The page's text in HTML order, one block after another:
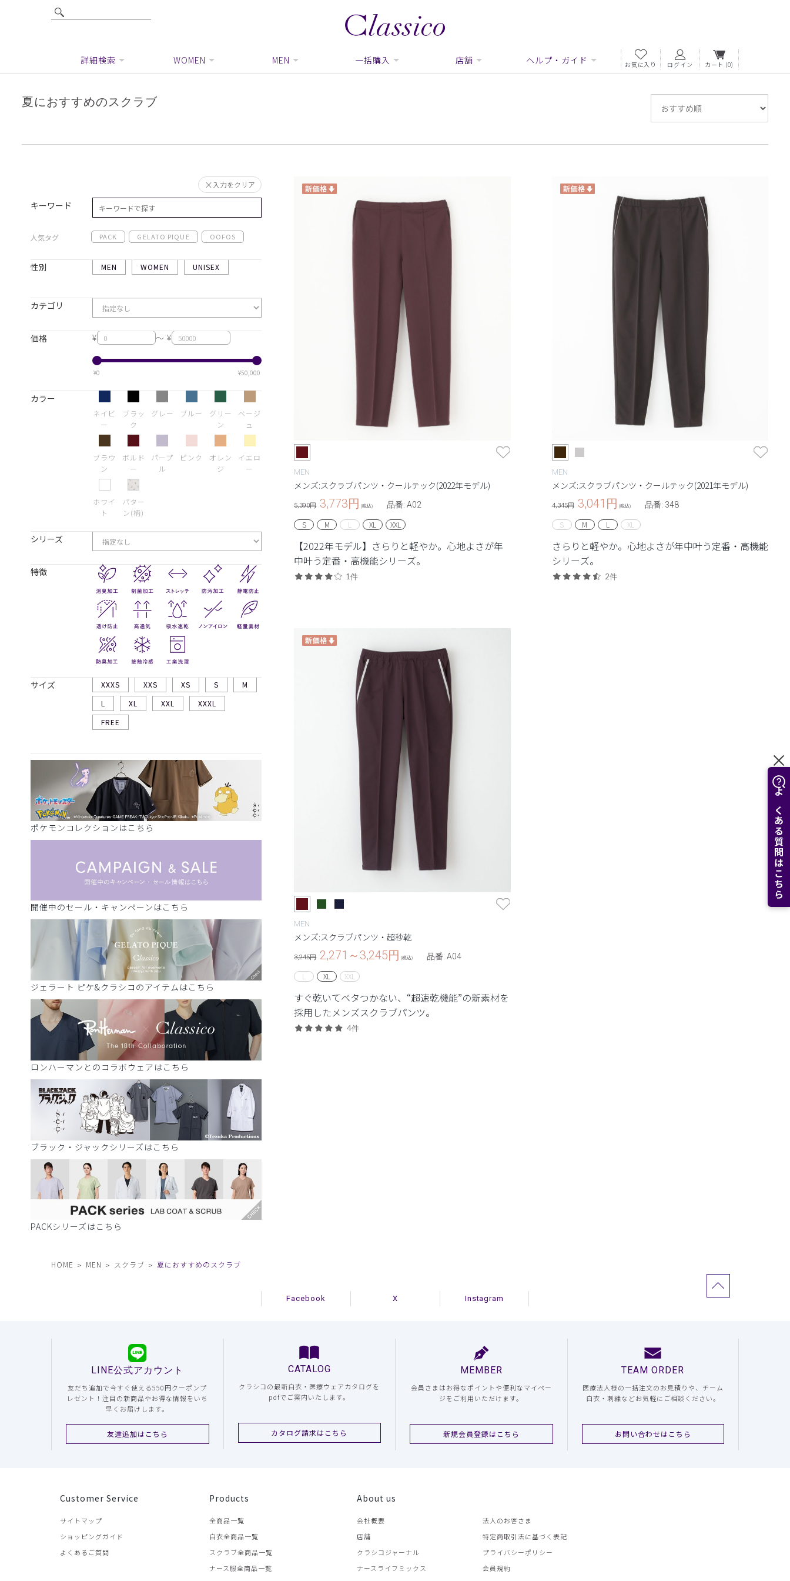
よくある質問はこちら
詳細検索 WOMEN MEN 一括購入 店舗 ヘルプ・ガイド お気に入り ログイン カート (0)
夏におすすめのスクラブ
替
入力をクリア
キーワード
人気タグ PACK GELATO PIQUE OOFOS
性別 MEN WOMEN UNISEX
カテゴリ
価格 ¥ ～ ¥
¥0 ¥50,000
カラー
ネイビ
ー
ブラッ
ク
グレー ブルー
グリー
ン
ベージ
ュ
ブラウ
ン
ボルド
ー
パープ
ル
ピンク
オレン
ジ
イエロ
ー
ホワイ
ト
パター
ン(柄)
シリーズ
特徴
サイズ XXXS XXS XS S
M
L
XL XXL
XXXL
FREE
ポケモンコレクションはこちら
開催中のセール・キャンペーンはこちら
ジェラート ピケ&クラシコのアイテムはこちら
ロンハーマンとのコラボウェアはこちら
ブラック・ジャックシリーズはこちら
PACKシリーズはこちら
MEN
メンズ:スクラブパンツ・クールテック(2022年モデル)
5,390円 3,773円 (税込) 品番: A02
S M L XL XXL
【2022年モデル】さらりと軽やか。心地よさが年
中叶う定番・高機能シリーズ。
1件
MEN
メンズ:スクラブパンツ・クールテック(2021年モデル)
4,345円 3,041 円 (税込) 品番: 348
S M L XL
さらりと軽やか。心地よさが年中叶う定番・高機能
シリーズ。
2件
MEN
メンズ:スクラブパンツ・超秒乾
3,245円 2,271～3,245円 (税込) 品番: A04
L XL XXL
すぐ乾いてベタつかない、“超速乾機能”の新素材を
採用したメンズスクラブパンツ。
4件
HOME MEN スクラブ 夏におすすめのスクラブ
Facebook X Instagram
LINE公式アカウント
友だち追加で今すぐ使える550円クーポンプ
レゼント！注目の新商品やお得な情報をいち
早くお届けします。
友達追加はこちら
CATALOG
クラシコの最新白衣・医療ウェアカタログを
pdfでご案内いたします。
カタログ請求はこちら
MEMBER
会員さまはお得なポイントや便利なマイペー
ジをご利用いただけます。
新規会員登録はこちら
TEAM ORDER
医療法人様の一括注文のお見積りや、チーム
白衣・刺繍などお気軽にご相談ください。
お問い合わせはこちら
Customer Service
サイトマップ
ショッピングガイド
よくあるご質問
Products
全商品一覧
白衣全商品一覧
スクラブ全商品一覧
ナース服全商品一覧
About us
会社概要
店舗
クラシコジャーナル
ナースライフミックス
法人のお客さま
特定商取引法に基づく表記
プライバシーポリシー
会員規約